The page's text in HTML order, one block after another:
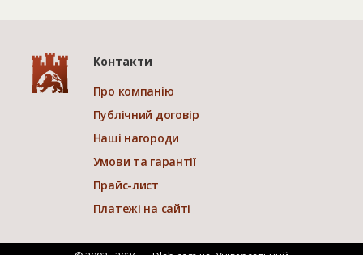
Контакти
Про компанію
Публічний договір
Наші нагороди
Умови та гарантії
Прайс-лист
Платежі на сайті